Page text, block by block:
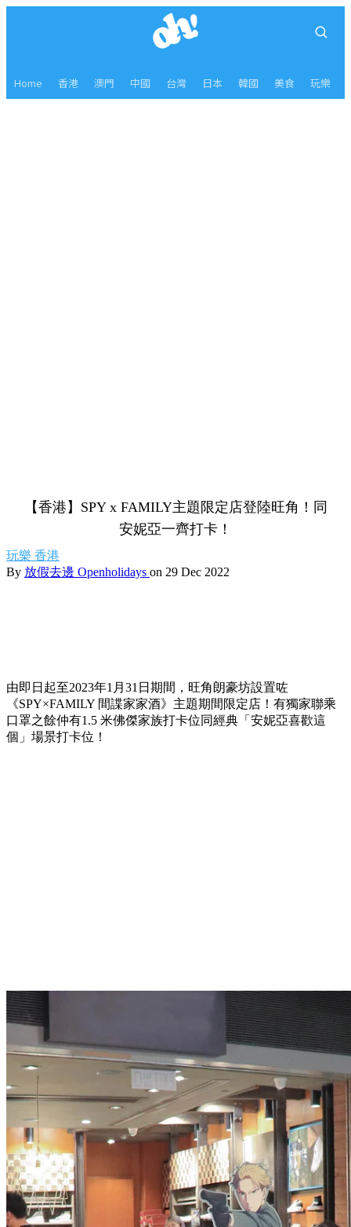
Home 香港 澳門 中國 台灣 日本 韓國 美食 玩樂
【香港】SPY x FAMILY主題限定店登陸旺角！同
安妮亞一齊打卡！
玩樂 香港
By 放假去邊 Openholidays on 29 Dec 2022
由即日起至2023年1月31日期間，旺角朗豪坊設置咗
《SPY×FAMILY 間諜家家酒》主題期間限定店！有獨家聯乘
口罩之餘仲有1.5 米佛傑家族打卡位同經典「安妮亞喜歡這
個」場景打卡位！